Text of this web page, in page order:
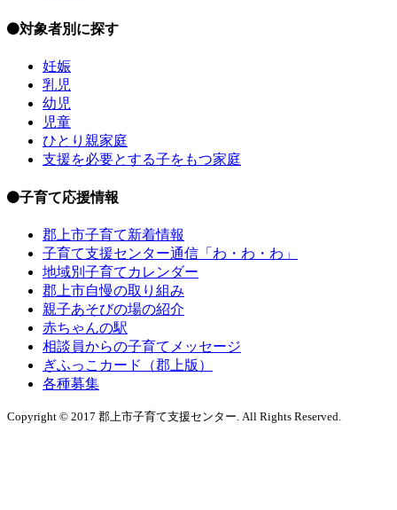
対象者別に探す
妊娠
乳児
幼児
児童
ひとり親家庭
支援を必要とする子をもつ家庭
子育て応援情報
郡上市子育て新着情報
子育て支援センター通信「わ・わ・わ」
地域別子育てカレンダー
郡上市自慢の取り組み
親子あそびの場の紹介
赤ちゃんの駅
相談員からの子育てメッセージ
ぎふっこカード（郡上版）
各種募集
Copyright © 2017 郡上市子育て支援センター. All Rights Reserved.